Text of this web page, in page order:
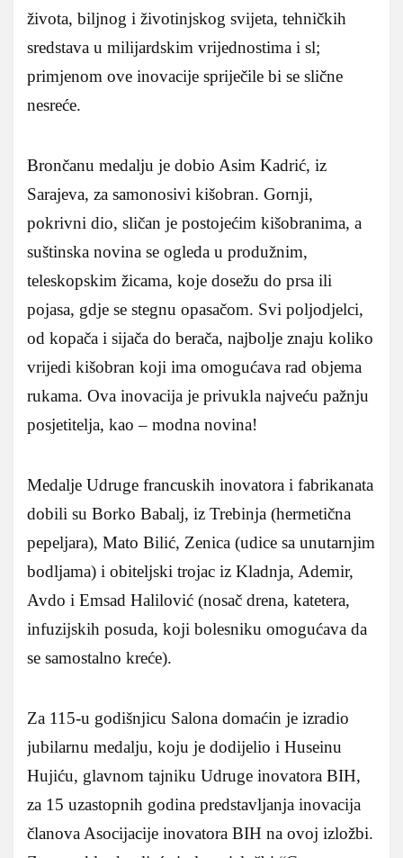
života, biljnog i životinjskog svijeta, tehničkih
sredstava u milijardskim vrijednostima i sl;
primjenom ove inovacije spriječile bi se slične
nesreće.
Brončanu medalju je dobio Asim Kadrić, iz
Sarajeva, za samonosivi kišobran. Gornji,
pokrivni dio, sličan je postojećim kišobranima, a
suštinska novina se ogleda u produžnim,
teleskopskim žicama, koje dosežu do prsa ili
pojasa, gdje se stegnu opasačom. Svi poljodjelci,
od kopača i sijača do berača, najbolje znaju koliko
vrijedi kišobran koji ima omogućava rad objema
rukama. Ova inovacija je privukla najveću pažnju
posjetitelja, kao – modna novina!
Medalje Udruge francuskih inovatora i fabrikanata
dobili su Borko Babalj, iz Trebinja (hermetična
pepeljara), Mato Bilić, Zenica (udice sa unutarnjim
bodljama) i obiteljski trojac iz Kladnja, Ademir,
Avdo i Emsad Halilović (nosač drena, katetera,
infuzijskih posuda, koji bolesniku omogućava da
se samostalno kreće).
Za 115-u godišnjicu Salona domaćin je izradio
jubilarnu medalju, koju je dodijelio i Huseinu
Hujiću, glavnom tajniku Udruge inovatora BIH,
za 15 uzastopnih godina predstavljanja inovacija
članova Asocijacije inovatora BIH na ovoj izložbi.